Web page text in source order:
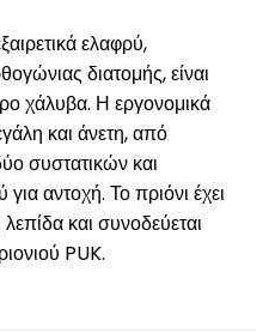
ελαφρύ,
διατομής, είναι
χάλυβα. Η εργονομικά
και άνετη, από
συστατικών και
αντοχή. Το πριόνι έχει
και συνοδεύεται
PUK.